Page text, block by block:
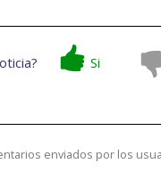
Si
enviados por los